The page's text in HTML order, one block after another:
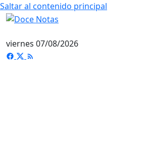
Saltar al contenido principal
viernes 07/08/2026